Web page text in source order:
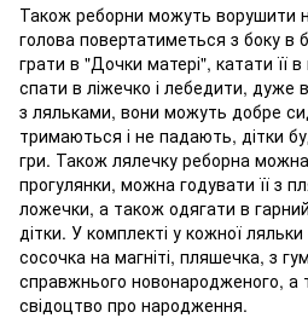
Також реборни можуть ворушити
голова повертатиметься з боку в
грати в "Дочки матері", катати її
спати в ліжечко і лебедити, дуже
з ляльками, вони можуть добре
тримаються і не падають, дітки
гри. Також лялечку реборна
прогулянки, можна годувати її з
ложечки, а також одягати в
дітки. У комплекті у кожної
сосочка на магніті, пляшечка, з
справжнього новонародженого, а
свідоцтво про народження.